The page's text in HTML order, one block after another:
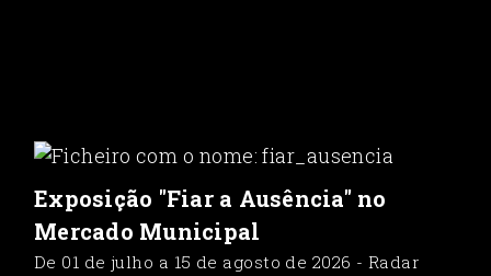
Exposição "Fiar a Ausência" no
Mercado Municipal
De 01 de julho a 15 de agosto de 2026 - Radar